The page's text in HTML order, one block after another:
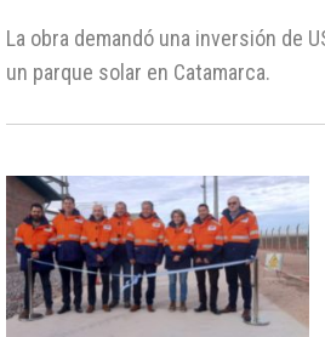
La obra demandó una inversión de
un parque solar en Catamarca.